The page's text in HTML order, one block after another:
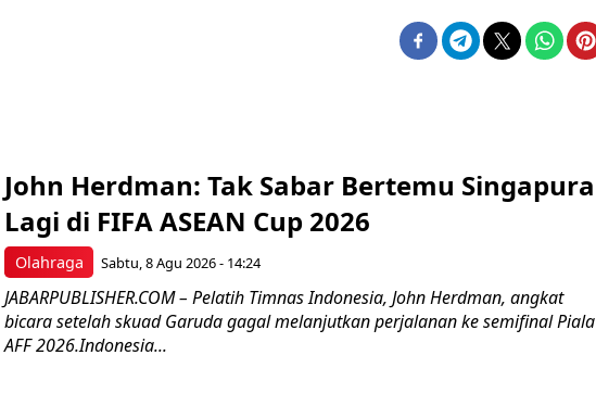
Olahraga
John Herdman: Tak Sabar Bertemu Singapura
Lagi di FIFA ASEAN Cup 2026
Sabtu, 8 Agu 2026 - 14:24
JABARPUBLISHER.COM – Pelatih Timnas Indonesia, John Herdman, angkat
bicara setelah skuad Garuda gagal melanjutkan perjalanan ke semifinal Piala
AFF 2026.Indonesia...